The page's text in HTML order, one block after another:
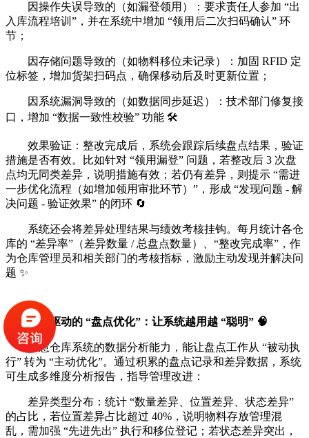
因操作失误导致的（如漏登领用）：要求责任人参加 “出
入库流程培训”，并在系统中增加 “领用后二次扫码确认” 环
节；
因存储问题导致的（如物料移位未记录）：加固 RFID 定
位标签，增加货架扫码点，确保移动后及时更新位置；
因系统漏洞导致的（如数据同步延迟）：技术部门修复接
口，增加 “数据一致性校验” 功能 🛠️
效果验证：整改完成后，系统会跟踪后续盘点结果，验证
措施是否有效。比如针对 “领用漏登” 问题，若整改后 3 次盘
点均无同类差异，说明措施有效；若仍有差异，则提示 “需进
一步优化流程（如增加领用审批环节）”，形成 “发现问题 - 解
决问题 - 验证效果” 的闭环 🔄
系统还会将差异处理结果与绩效考核挂钩。每月统计各仓
库的 “差异率”（差异数量 / 总盘点数量）、“整改完成率”，作
为仓库管理员和相关部门的考核指标，激励主动发现并解决问
题 ✨
数据驱动的 “盘点优化”：让系统越用越 “聪明” 🧠
智慧仓库系统的数据分析能力，能让盘点工作从 “被动执
行” 转为 “主动优化”。通过积累的盘点记录和差异数据，系统
可生成多维度分析报告，指导管理改进：
差异类型分布：统计 “数量差异、位置差异、状态差异”
的占比，若位置差异占比超过 40%，说明物料存放管理混
乱，需加强 “先进先出” 执行和移位登记；若状态差异突出，